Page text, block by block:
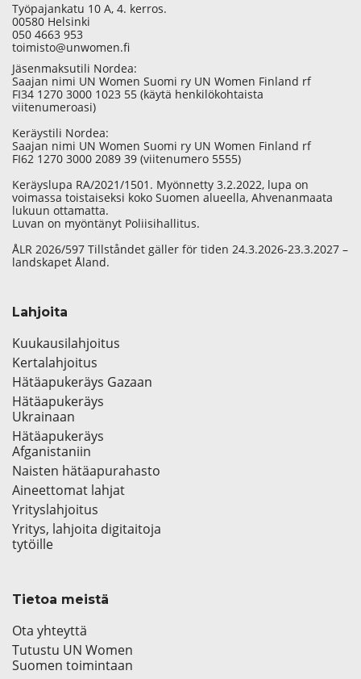
Työpajankatu 10 A, 4. kerros.
00580 Helsinki
050 4663 953
toimisto@unwomen.fi
Jäsenmaksutili Nordea:
Saajan nimi UN Women Suomi ry UN Women Finland rf
FI34 1270 3000 1023 55 (käytä henkilökohtaista
viitenumeroasi)
Keräystili Nordea:
Saajan nimi UN Women Suomi ry UN Women Finland rf
FI62 1270 3000 2089 39 (viitenumero 5555)
Keräyslupa RA/2021/1501. Myönnetty 3.2.2022, lupa on
voimassa toistaiseksi koko Suomen alueella, Ahvenanmaata
lukuun ottamatta.
Luvan on myöntänyt Poliisihallitus.
ÅLR 2026/597 Tillståndet gäller för tiden 24.3.2026-23.3.2027 –
landskapet Åland.
Lahjoita
Kuukausilahjoitus
Kertalahjoitus
Hätäapukeräys Gazaan
Hätäapukeräys
Ukrainaan
Hätäapukeräys
Afganistaniin
Naisten hätäapurahasto
Aineettomat lahjat
Yrityslahjoitus
Yritys, lahjoita digitaitoja
tytöille
Tietoa meistä
Ota yhteyttä
Tutustu UN Women
Suomen toimintaan